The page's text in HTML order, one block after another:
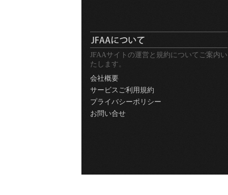
JFAAサイトの運営と規約についてご案内い
たします。
会社概要
サービスご利用規約
プライバシーポリシー
お問い合せ